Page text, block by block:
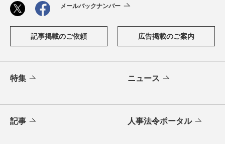
メールバックナンバー
記事掲載のご依頼 広告掲載のご案内
特集 ニュース
記事 人事法令ポータル